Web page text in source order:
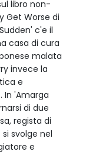
libro non-
Get Worse di
c'e il
casa di cura
malata
invece la
e
In 'Amarga
di due
regista di
svolge nel
e